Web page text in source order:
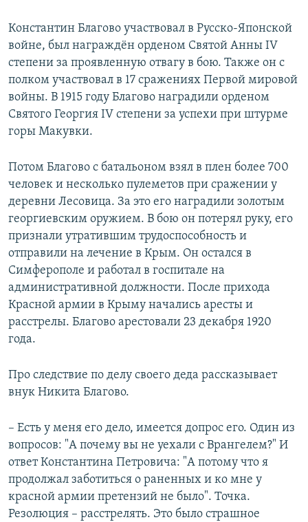
Константин Благово участвовал в Русско-Японской
войне, был награждён орденом Святой Анны IV
степени за проявленную отвагу в бою. Также он с
полком участвовал в 17 сражениях Первой мировой
войны. В 1915 году Благово наградили орденом
Святого Георгия IV степени за успехи при штурме
горы Макувки.
Потом Благово с батальоном взял в плен более 700
человек и несколько пулеметов при сражении у
деревни Лесовица. За это его наградили золотым
георгиевским оружием. В бою он потерял руку, его
признали утратившим трудоспособность и
отправили на лечение в Крым. Он остался в
Симферополе и работал в госпитале на
административной должности. После прихода
Красной армии в Крыму начались аресты и
расстрелы. Благово арестовали 23 декабря 1920
года.
Про следствие по делу своего деда рассказывает
внук Никита Благово.
– Есть у меня его дело, имеется допрос его. Один из
вопросов: "А почему вы не уехали с Врангелем?" И
ответ Константина Петровича: "А потому что я
продолжал заботиться о раненных и ко мне у
красной армии претензий не было". Точка.
Резолюция – расстрелять. Это было страшное